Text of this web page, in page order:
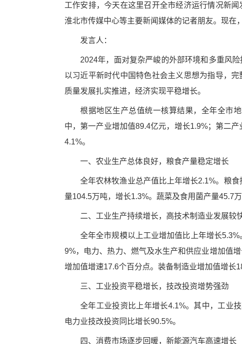
工作安排，今天在这里召开全市经济运行情况新
淮北市传媒中心等主要新闻媒体的记者朋友。现在
发言人：
2024年，面对复杂严峻的外部环境和多重风
以习近平新时代中国特色社会主义思想为指导，
质量发展扎实推进，经济实现平稳增长。
根据地区生产总值统一核算结果，全年全市
中，第一产业增加值89.4亿元，增长1.9%；第二
4.1%。
一、农业生产总体良好，粮食产量稳定增长
全年农林牧渔业总产值比上年增长2.1%。粮
量104.5万吨，增长1.3%。蔬菜及食用菌产量45.7
二、工业生产持续增长，高技术制造业发展较
全年全市规模以上工业增加值比上年增长
9%，电力、热力、燃气及水生产和供应业增加值
增加值增速17.6个百分点。装备制造业增加值增长
三、工业投资平稳增长，技改投资增势强劲
全年工业投资比上年增长4.1%。其中，工业
电力业技改投资同比增长90.5%。
四、消费市场逐步回暖，新能源汽车高速增长